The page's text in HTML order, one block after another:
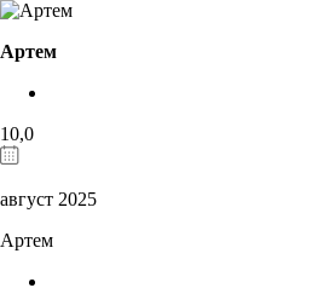
Артем
10,0
август 2025
Артем